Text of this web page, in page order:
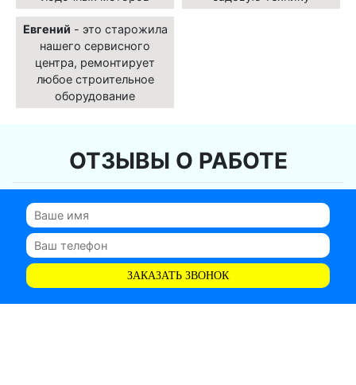
Евгений - это старожила
нашего сервисного
центра, ремонтирует
любое строительное
оборудование
ОТЗЫВЫ О РАБОТЕ
ЗАКАЗАТЬ ЗВОНОК